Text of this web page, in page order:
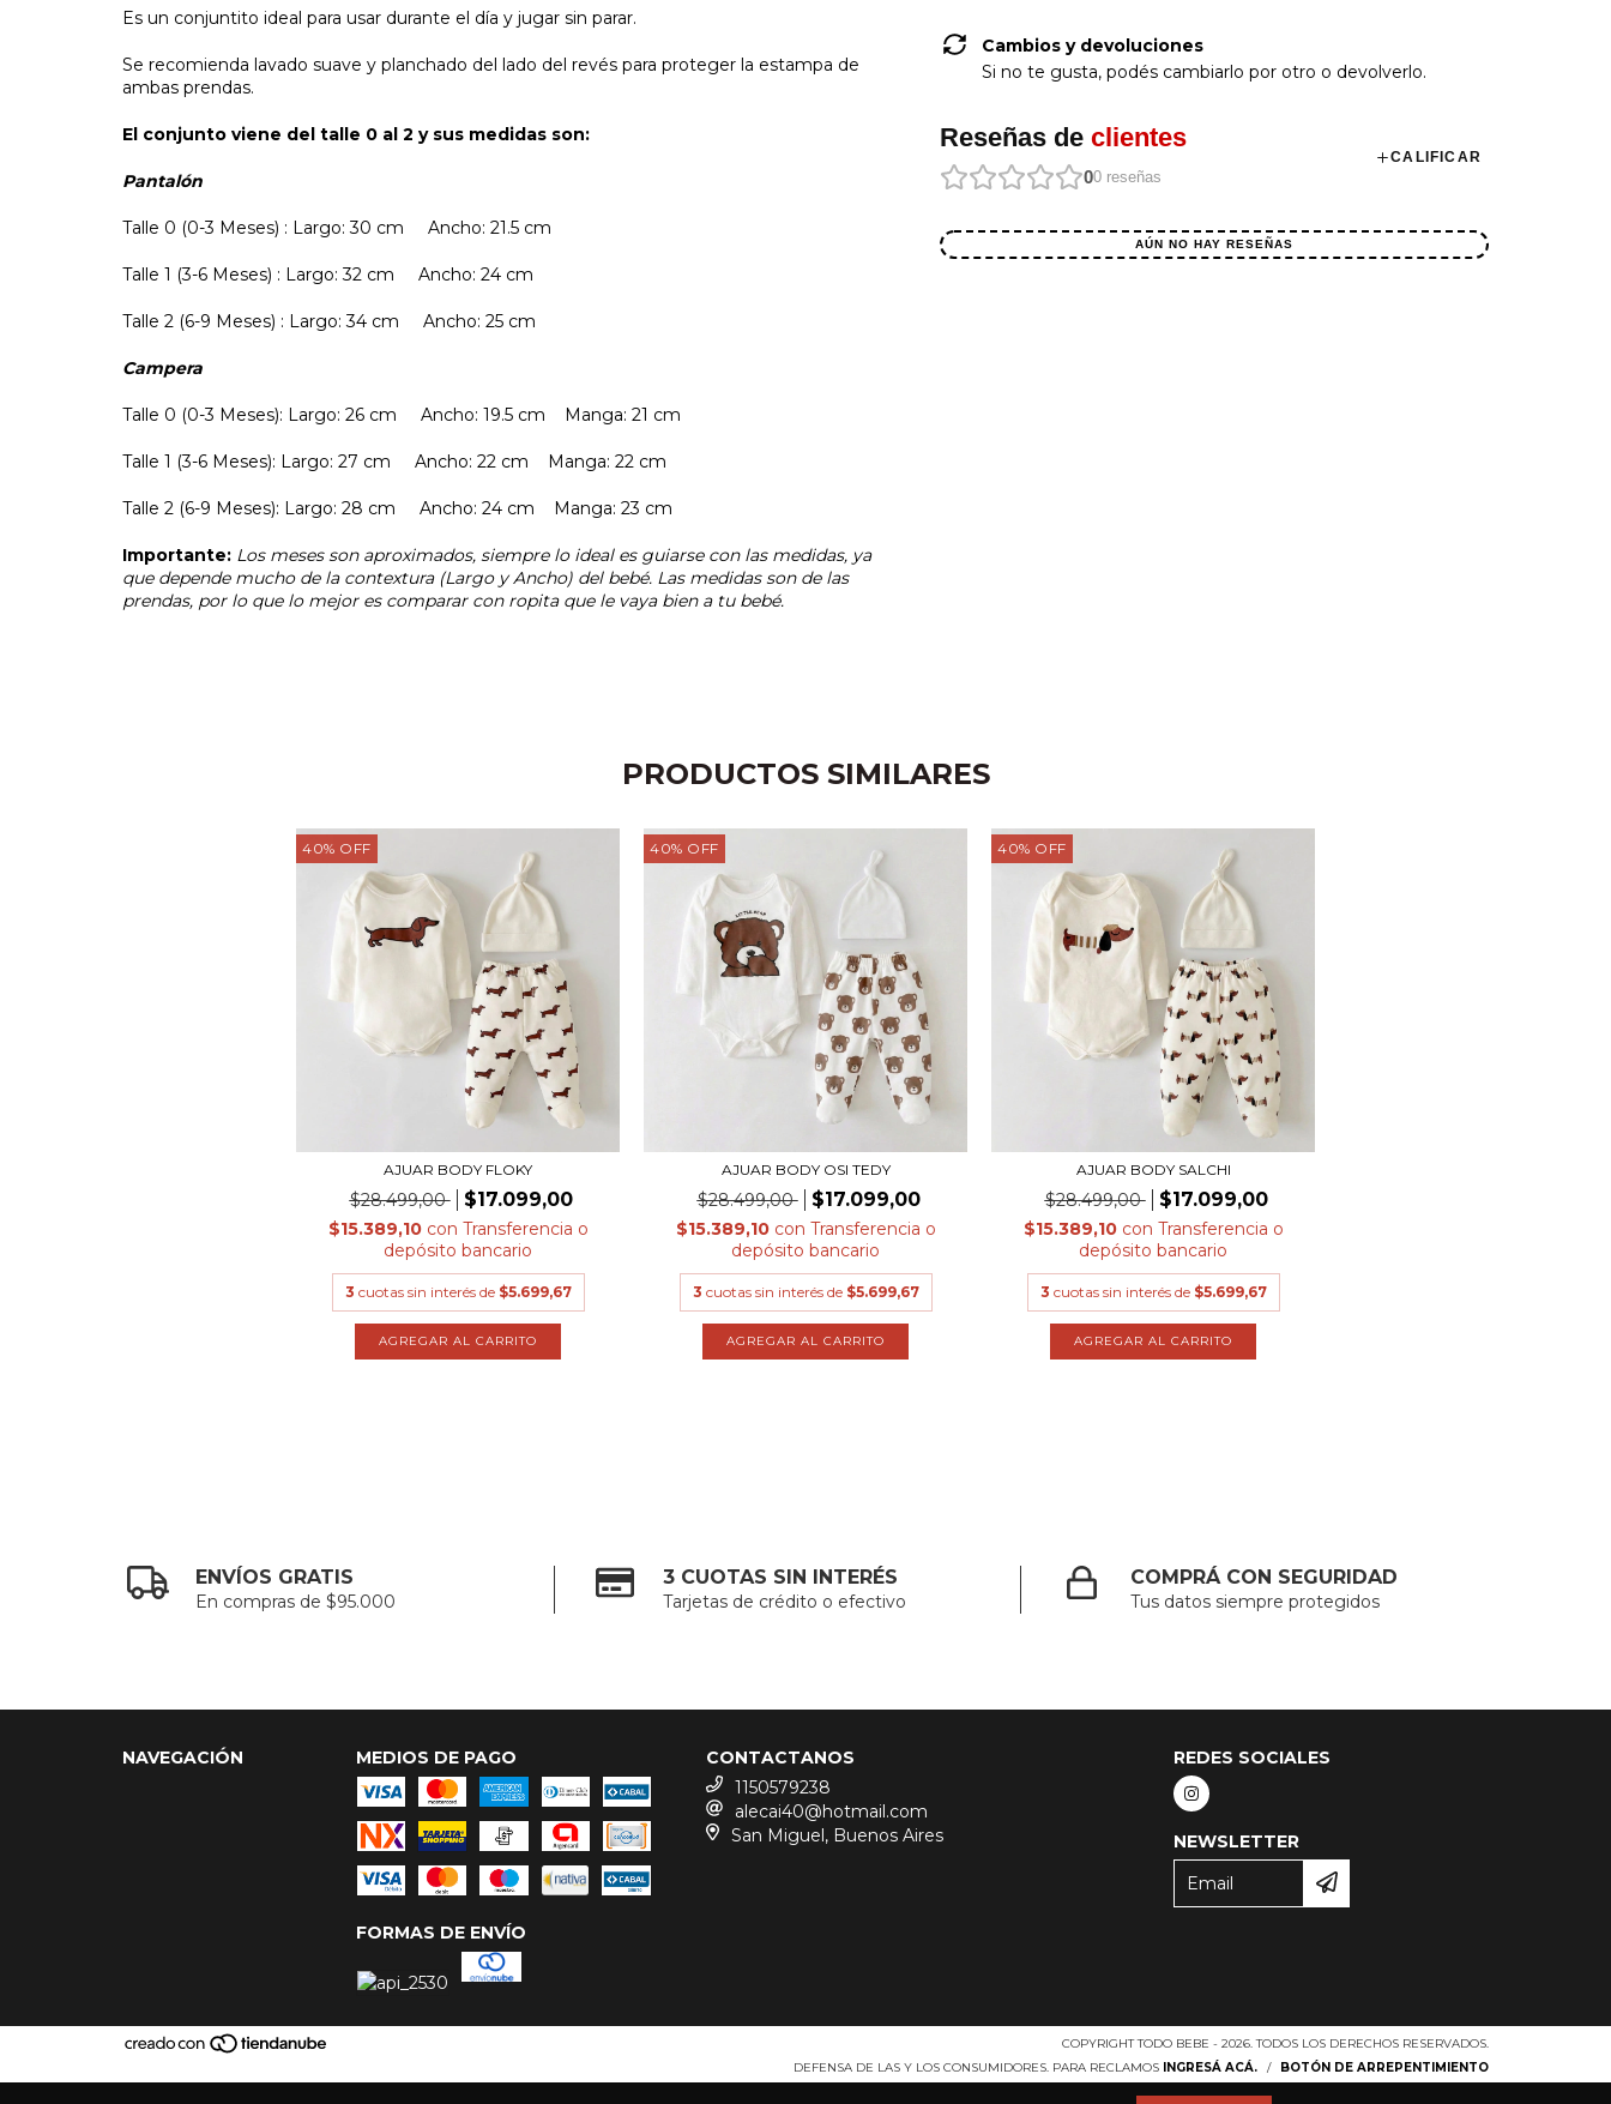
Es un conjuntito ideal para usar durante el día y jugar sin parar.
Se recomienda lavado suave y planchado del lado del revés para proteger la estampa de
ambas prendas.
El conjunto viene del talle 0 al 2 y sus medidas son:
Pantalón
Talle 0 (0-3 Meses) : Largo: 30 cm Ancho: 21.5 cm
Talle 1 (3-6 Meses) : Largo: 32 cm Ancho: 24 cm
Talle 2 (6-9 Meses) : Largo: 34 cm Ancho: 25 cm
Campera
Talle 0 (0-3 Meses): Largo: 26 cm Ancho: 19.5 cm Manga: 21 cm
Talle 1 (3-6 Meses): Largo: 27 cm Ancho: 22 cm Manga: 22 cm
Talle 2 (6-9 Meses): Largo: 28 cm Ancho: 24 cm Manga: 23 cm
Importante: Los meses son aproximados, siempre lo ideal es guiarse con las medidas, ya
que depende mucho de la contextura (Largo y Ancho) del bebé. Las medidas son de las
prendas, por lo que lo mejor es comparar con ropita que le vaya bien a tu bebé.
CALCULAR
No
mi
postal
Cambios y devoluciones
Si no te gusta, podés cambiarlo por otro o devolverlo.
Reseñas de clientes
00 reseñas
CALIFICAR
AÚN NO HAY RESEÑAS
PRODUCTOS SIMILARES
40% OFF
AJUAR BODY FLOKY
$28.499,00 $17.099,00
$15.389,10 con Transferencia o
depósito bancario
3 cuotas sin interés de $5.699,67
AGREGAR AL CARRITO
40% OFF
AJUAR BODY OSI TEDY
$28.499,00 $17.099,00
$15.389,10 con Transferencia o
depósito bancario
3 cuotas sin interés de $5.699,67
AGREGAR AL CARRITO
40% OFF
AJUAR BODY SALCHI
$28.499,00 $17.099,00
$15.389,10 con Transferencia o
depósito bancario
3 cuotas sin interés de $5.699,67
AGREGAR AL CARRITO
ENVÍOS GRATIS
En compras de $95.000
3 CUOTAS SIN INTERÉS
Tarjetas de crédito o efectivo
COMPRÁ CON SEGURIDAD
Tus datos siempre protegidos
NAVEGACIÓN MEDIOS DE PAGO
FORMAS DE ENVÍO
CONTACTANOS
1150579238
alecai40@hotmail.com
San Miguel, Buenos Aires
REDES SOCIALES
NEWSLETTER
COPYRIGHT TODO BEBE - 2026. TODOS LOS DERECHOS RESERVADOS.
DEFENSA DE LAS Y LOS CONSUMIDORES. PARA RECLAMOS INGRESÁ ACÁ. / BOTÓN DE ARREPENTIMIENTO